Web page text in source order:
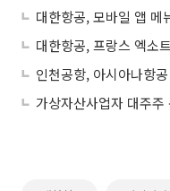
인천공항, 아시아나항
가상자산사업자 대주주